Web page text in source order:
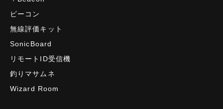
ビーコン
無線評価キット
SonicBoard
リモートID受信機
釣りマサムネ
Wizard Room